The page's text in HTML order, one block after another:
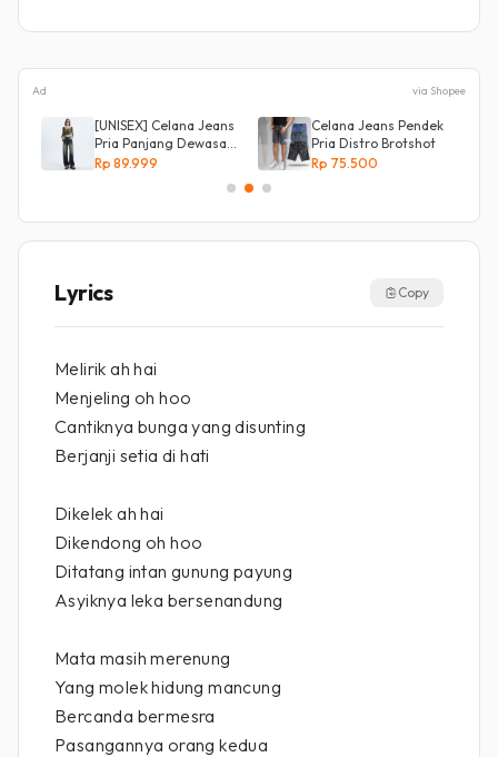
Ad via Shopee
[UNISEX] Celana Jeans
Pria Panjang Dewasa
Denim Korean Style
Rp 89.999
Celana Jeans Pendek
Pria Distro Brotshot
Rp 75.500
Lyrics Copy
Melirik ah hai
Menjeling oh hoo
Cantiknya bunga yang disunting
Berjanji setia di hati
Dikelek ah hai
Dikendong oh hoo
Ditatang intan gunung payung
Asyiknya leka bersenandung
Mata masih merenung
Yang molek hidung mancung
Bercanda bermesra
Pasangannya orang kedua